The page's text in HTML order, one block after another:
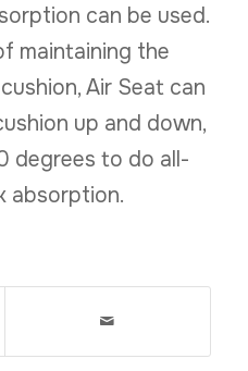
can be used.
maintaining the
Air Seat can
up and down,
degrees to do all-
absorption.